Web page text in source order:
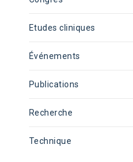
Etudes cliniques
Événements
Publications
Recherche
Technique